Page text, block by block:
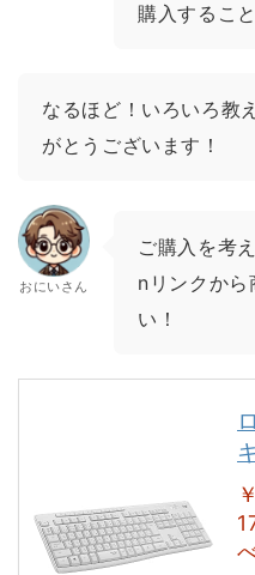
購入すること
なるほど！いろいろ教
がとうございます！
おにいさん
ご購入を考
nリンクから
い！